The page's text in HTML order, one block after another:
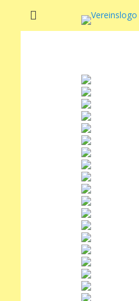
Soltauer Sportclub 02 e.V.